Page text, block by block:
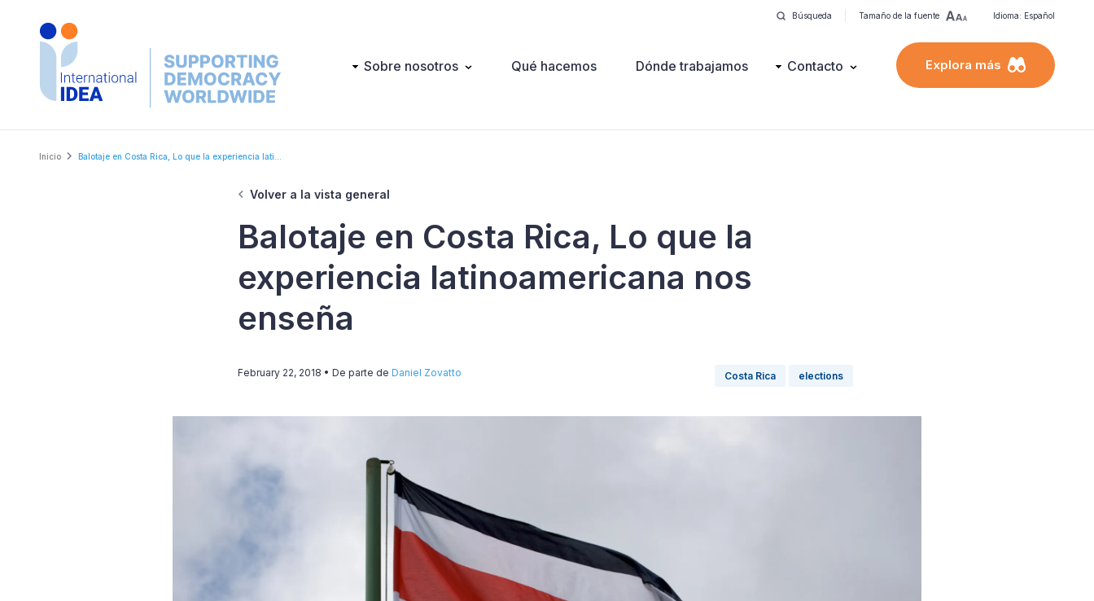
Búsqueda Tamaño de la fuente Idioma: Español
Main Sobre nosotros Qué hacemos Dónde trabajamos Contacto Explora más
Breadcrumb
Inicio Balotaje en Costa Rica, Lo que la experiencia lati...
Volver a la vista general
Balotaje en Costa Rica, Lo que la
experiencia latinoamericana nos
enseña
February 22, 2018 • De parte de Daniel Zovatto Costa Rica elections